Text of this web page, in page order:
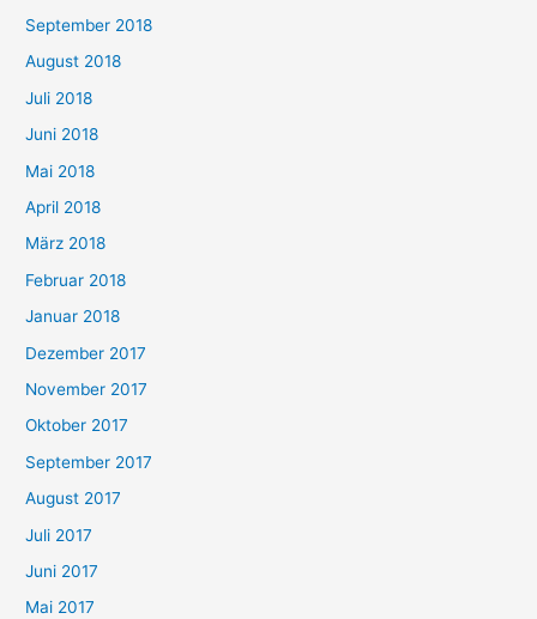
September 2018
August 2018
Juli 2018
Juni 2018
Mai 2018
April 2018
März 2018
Februar 2018
Januar 2018
Dezember 2017
November 2017
Oktober 2017
September 2017
August 2017
Juli 2017
Juni 2017
Mai 2017